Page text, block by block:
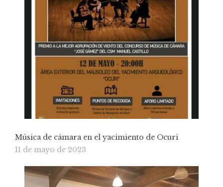
Música de cámara en el yacimiento de Ocuri
11 de mayo de 2023